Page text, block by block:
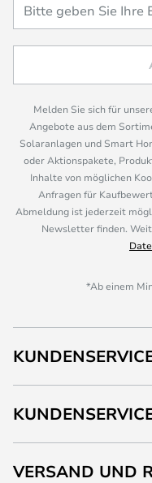
Melden Sie sich für
Angebote aus dem
Solaranlagen und Smart
oder Aktionspakete,
Inhalte von möglichen
Anfragen für
Abmeldung ist jederzeit
Newsletter finden.
*Ab einem
VERSAND UND